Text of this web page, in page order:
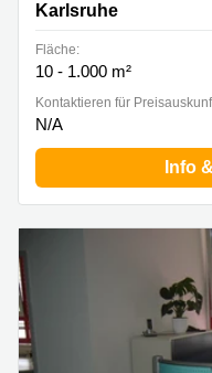
Karlsruhe
Fläche:
10 - 1.000 m²
Kontaktieren für
N/A
Info